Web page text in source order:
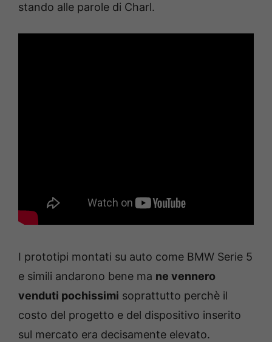
stando alle parole di Charl.
I prototipi montati su auto come BMW Serie 5
e simili andarono bene ma ne vennero
venduti pochissimi soprattutto perchè il
costo del progetto e del dispositivo inserito
sul mercato era decisamente elevato.